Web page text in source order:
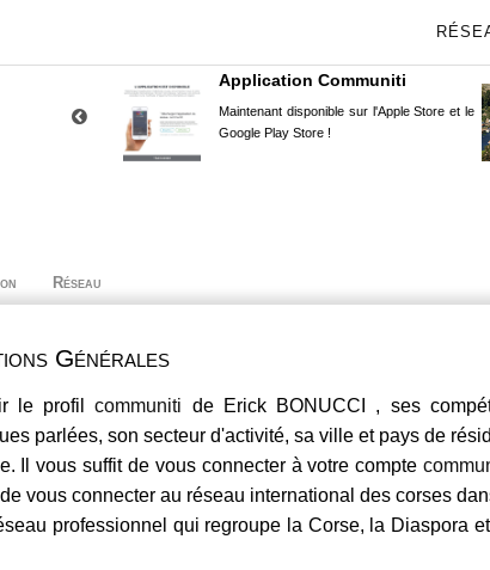
Application Communiti
Maintenant disponible sur l'Apple Store et le
Google Play Store !
Réseau
Générales
le profilcommuniti de Erick BONUCCI , ses
parlées, son secteur d'activité, sa ville et pays de
Il vous suffit de vous connecter à votre compte
vous connecter au réseau international des corses
professionnel qui regroupe la Corse, la Diaspora